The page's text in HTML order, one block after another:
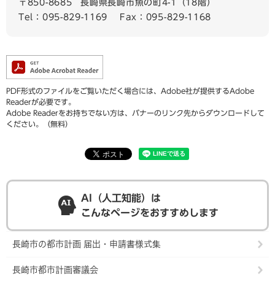
〒850-8685
長崎県長崎市魚の町4-1（18階）
Tel：095-829-1169
Fax：095-829-1168
PDF形式のファイルをご覧いただく場合には、Adobe社が提供するAdobe
Readerが必要です。
Adobe Readerをお持ちでない方は、バナーのリンク先からダウンロードして
ください。（無料）
AI（人工知能）は
こんなページをおすすめします
長崎市の都市計画 届出・申請書様式集
長崎市都市計画審議会